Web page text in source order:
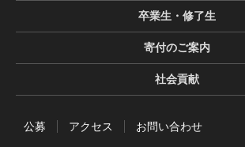
卒業生・修了生
寄付のご案内
社会貢献
公募 アクセス お問い合わせ